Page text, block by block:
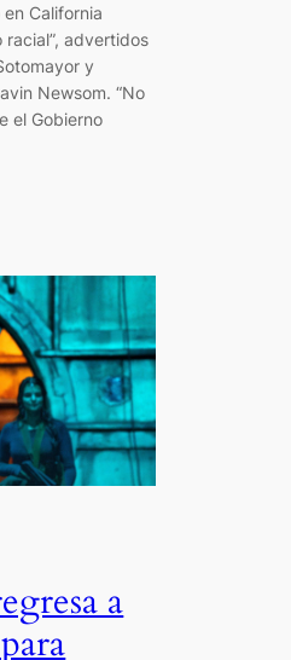
California
racial”, advertidos
y
Newsom. “No
el Gobierno
a